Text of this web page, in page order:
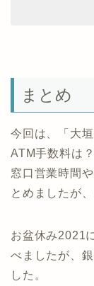
まとめ
今回は、「大
ATM手数料は
窓口営業時間
とめましたが
お盆休み2021
べましたが、
した。